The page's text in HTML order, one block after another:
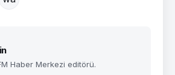
Haber Merkezi editörü.